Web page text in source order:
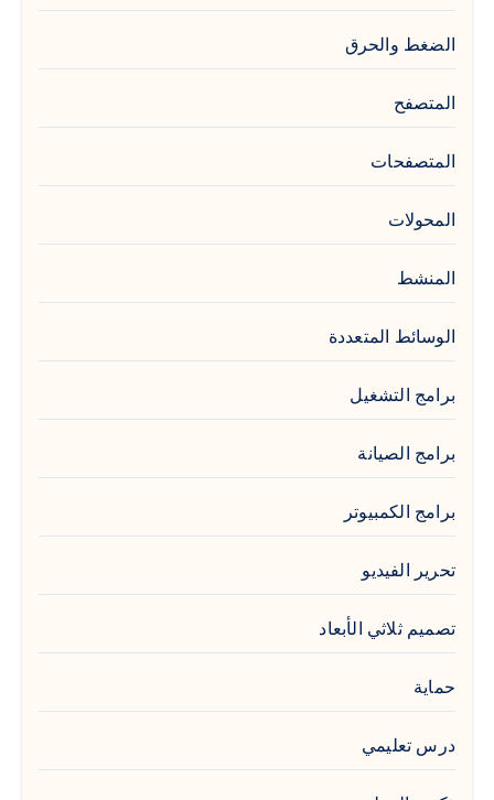
الضغط والحرق
المتصفح
المتصفحات
المحولات
المنشط
الوسائط المتعددة
برامج التشغيل
برامج الصيانة
برامج الكمبيوتر
تحرير الفيديو
تصميم ثلاثي الأبعاد
حماية
درس تعليمي